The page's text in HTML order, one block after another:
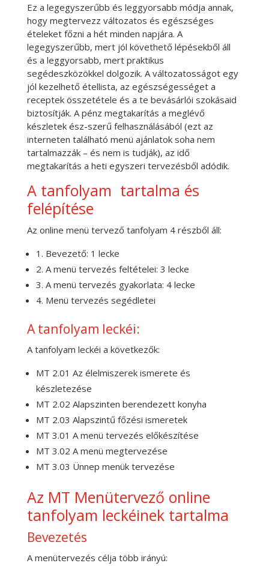
Ez a legegyszerűbb és leggyorsabb módja annak,
hogy megtervezz változatos és egészséges
ételeket főzni a hét minden napjára. A
legegyszerűbb, mert jól követhető lépésekből áll
és a leggyorsabb, mert praktikus
segédeszközökkel dolgozik. A változatosságot egy
jól kezelhető étellista, az egészségességet a
receptek összetétele és a te bevásárlói szokásaid
biztosítják. A pénz megtakarítás a meglévő
készletek ész-szerű felhasználásából (ezt az
interneten található menü ajánlatok soha nem
tartalmazzák – és nem is tudják), az idő
megtakarítás a heti egyszeri tervezésből adódik.
A tanfolyam tartalma és
felépítése
Az online menü tervező tanfolyam 4 részből áll:
1. Bevezető: 1 lecke
2. A menü tervezés feltételei: 3 lecke
3. A menü tervezés gyakorlata: 4 lecke
4. Menü tervezés segédletei
A tanfolyam leckéi:
A tanfolyam leckéi a következők:
MT 2.01 Az élelmiszerek ismerete és
készletezése
MT 2.02 Alapszinten berendezett konyha
MT 2.03 Alapszintű főzési ismeretek
MT 3.01 A menü tervezés előkészítése
MT 3.02 A menü megtervezése
MT 3.03 Ünnep menük tervezése
Az MT Menütervező online
tanfolyam leckéinek tartalma
Bevezetés
A menütervezés célja több irányú: